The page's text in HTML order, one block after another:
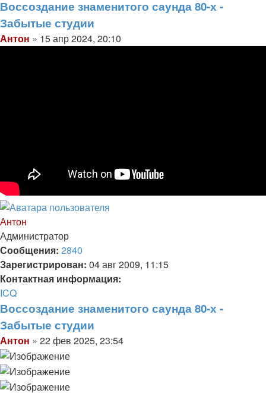
информация
пользователя
Антон
Воссоздание знаменитого саунда 80-х -
Забытые студии
Цитата
Сообщение
Антон » 15 апр 2024, 20:10
Вернуться
к
началу
Антон
Администратор
Сообщения: 2840
Зарегистрирован: 04 авг 2009, 11:15
Контактная информация:
Контактная
информация
пользователя
Антон
ICQ
Воссоздание знаменитого саунда 80-х -
Забытые студии
Цитата
Сообщение
Антон » 22 фев 2025, 23:54